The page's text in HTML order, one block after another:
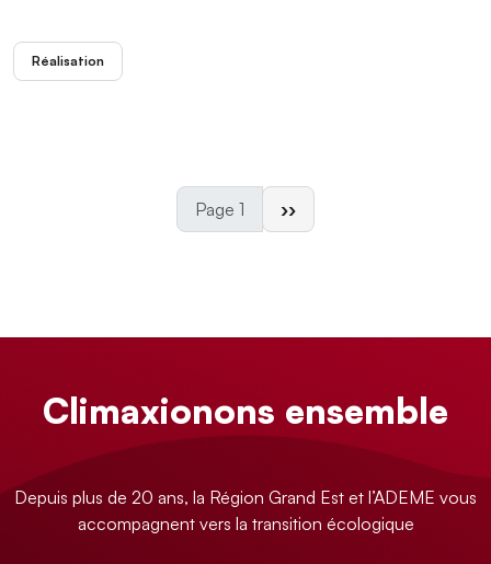
Réalisation
Page 1 Page suivante
››
Climaxionons ensemble
Depuis plus de 20 ans, la Région Grand Est et l’ADEME vous
accompagnent vers la transition écologique